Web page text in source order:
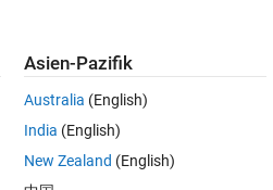
mmenvo
am 17 Feb. 2012
Asien-Pazifik
Australia (English)
India (English)
New Zealand (English)